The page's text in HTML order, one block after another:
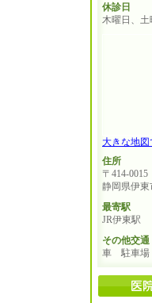
休診日
木曜日、
大きな地図
住所
〒414-0015
静岡県伊東
最寄駅
JR伊東駅
その他交通
車 駐車場